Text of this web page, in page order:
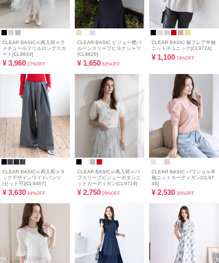
CLEAR BASIC≪再入荷≫ラ
メチュールフリルロングスカ
ート[CL9833]
¥ 3,960 27%OFF
CLEAR BASIC ビジュー襟バ
ルーンスリーブヒヨクシャツ
[CL9826]
¥ 1,650 62%OFF
CLEAR BASIC 裾フレア半袖
ニットチュニック[CL9724]
¥ 1,100 74%OFF
CLEAR BASIC≪再入荷≫タ
ックデザインワイドパンツ
(セット可)[CL9467]
¥ 3,630 44%OFF
CLEAR BASIC≪再入荷≫パ
フスリーブビジューボタンニ
ットカーディガン[CL9718]
¥ 2,750 29%OFF
CLEAR BASIC パワショル半
袖ニットカーディガン[CL97
46]
¥ 2,530 30%OFF